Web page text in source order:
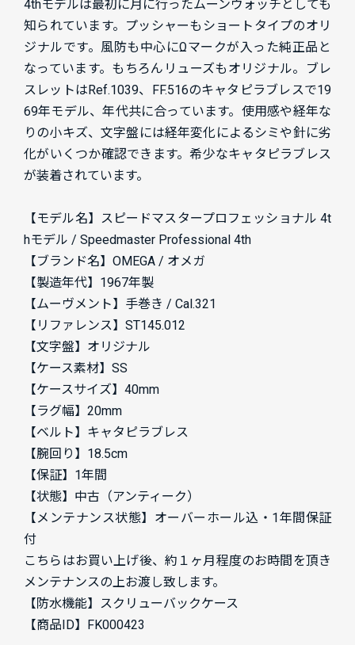
4thモデルは最初に月に行ったムーンウォッチとしても
知られています。プッシャーもショートタイプのオリ
ジナルです。風防も中心にΩマークが入った純正品と
なっています。もちろんリューズもオリジナル。ブレ
スレットはRef.1039、FF.516のキャタピラブレスで19
69年モデル、年代共に合っています。使用感や経年な
りの小キズ、文字盤には経年変化によるシミや針に劣
化がいくつか確認できます。希少なキャタピラブレス
が装着されています。
【モデル名】スピードマスタープロフェッショナル 4t
hモデル / Speedmaster Professional 4th
【ブランド名】OMEGA / オメガ
【製造年代】1967年製
【ムーヴメント】手巻き / Cal.321
【リファレンス】ST145.012
【文字盤】オリジナル
【ケース素材】SS
【ケースサイズ】40mm
【ラグ幅】20mm
【ベルト】キャタピラブレス
【腕回り】18.5cm
【保証】1年間
【状態】中古（アンティーク）
【メンテナンス状態】オーバーホール込・1年間保証
付
こちらはお買い上げ後、約１ヶ月程度のお時間を頂き
メンテナンスの上お渡し致します。
【防水機能】スクリューバックケース
【商品ID】FK000423